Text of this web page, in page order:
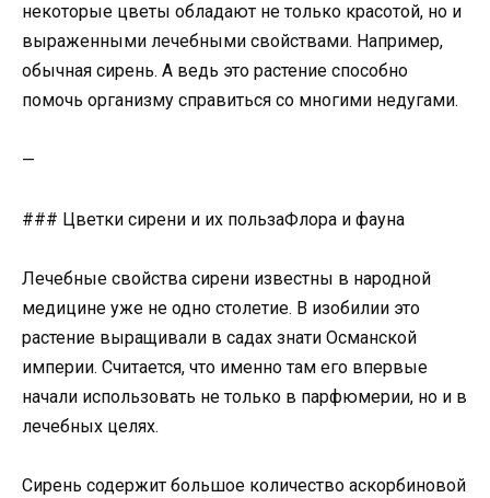
некоторые цветы обладают не только красотой, но и
выраженными лечебными свойствами. Например,
обычная сирень. А ведь это растение способно
помочь организму справиться со многими недугами.
—
### Цветки сирени и их пользаФлора и фауна
Лечебные свойства сирени известны в народной
медицине уже не одно столетие. В изобилии это
растение выращивали в садах знати Османской
империи. Считается, что именно там его впервые
начали использовать не только в парфюмерии, но и в
лечебных целях.
Сирень содержит большое количество аскорбиновой